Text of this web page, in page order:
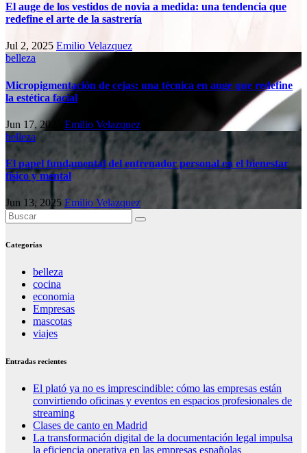
El auge de los vestidos de novia a medida: una tendencia que
redefine el arte de la sastrería
Jul 2, 2025 Emilio Velazquez
belleza
Micropigmentación de cejas: una técnica en auge que redefine
la estética facial
Jun 17, 2025 Emilio Velazquez
belleza
El papel fundamental del entrenador personal en el bienestar
físico y mental
Jun 13, 2025 Emilio Velazquez
Categorías
belleza
cocina
economia
Empresas
mascotas
viajes
Entradas recientes
El plató ya no es imprescindible: cómo las empresas están
convirtiendo oficinas y eventos en espacios profesionales de
streaming
Clases de canto en Madrid
La transformación digital de la documentación legal impulsa
la eficiencia operativa en las empresas españolas